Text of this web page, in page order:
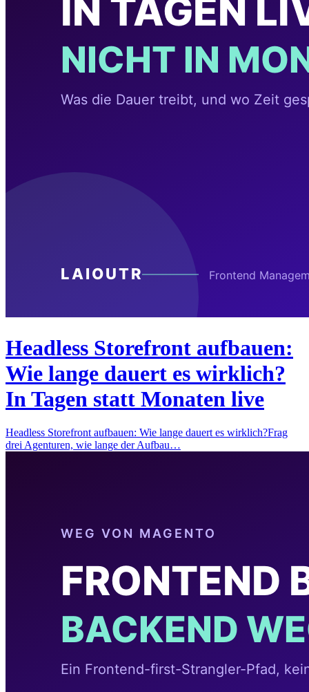
Headless Storefront aufbauen:
Wie lange dauert es wirklich?
In Tagen statt Monaten live
Headless Storefront aufbauen: Wie lange dauert es wirklich?Frag
drei Agenturen, wie lange der Aufbau…